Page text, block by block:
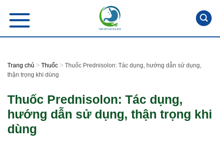
content
Trang chủ > Thuốc > Thuốc Prednisolon: Tác dụng, hướng dẫn sử dụng,
thận trọng khi dùng
Thuốc Prednisolon: Tác dụng,
hướng dẫn sử dụng, thận trọng khi
dùng